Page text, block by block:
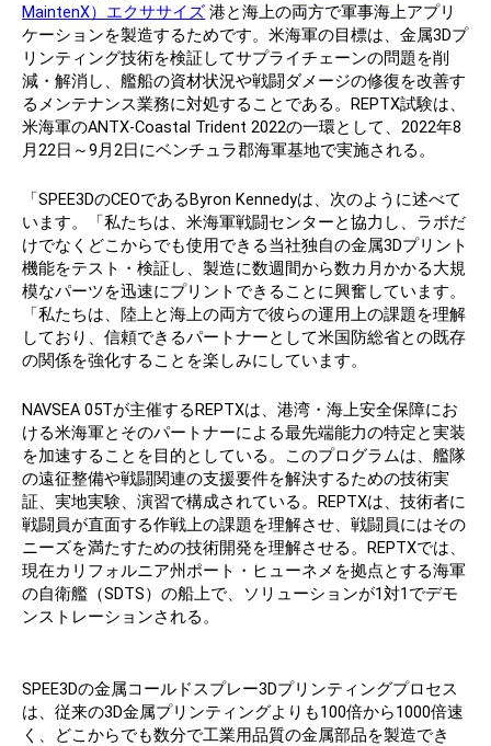
MaintenX）エクササイズ 港と海上の両方で軍事海上アプリ
ケーションを製造するためです。米海軍の目標は、金属3Dプ
リンティング技術を検証してサプライチェーンの問題を削
減・解消し、艦船の資材状況や戦闘ダメージの修復を改善す
るメンテナンス業務に対処することである。REPTX試験は、
米海軍のANTX-Coastal Trident 2022の一環として、2022年8
月22日～9月2日にベンチュラ郡海軍基地で実施される。
「SPEE3DのCEOであるByron Kennedyは、次のように述べて
います。「私たちは、米海軍戦闘センターと協力し、ラボだ
けでなくどこからでも使用できる当社独自の金属3Dプリント
機能をテスト・検証し、製造に数週間から数カ月かかる大規
模なパーツを迅速にプリントできることに興奮しています。
「私たちは、陸上と海上の両方で彼らの運用上の課題を理解
しており、信頼できるパートナーとして米国防総省との既存
の関係を強化することを楽しみにしています。
NAVSEA 05Tが主催するREPTXは、港湾・海上安全保障にお
ける米海軍とそのパートナーによる最先端能力の特定と実装
を加速することを目的としている。このプログラムは、艦隊
の遠征整備や戦闘関連の支援要件を解決するための技術実
証、実地実験、演習で構成されている。REPTXは、技術者に
戦闘員が直面する作戦上の課題を理解させ、戦闘員にはその
ニーズを満たすための技術開発を理解させる。REPTXでは、
現在カリフォルニア州ポート・ヒューネメを拠点とする海軍
の自衛艦（SDTS）の船上で、ソリューションが1対1でデモ
ンストレーションされる。
SPEE3Dの金属コールドスプレー3Dプリンティングプロセス
は、従来の3D金属プリンティングよりも100倍から1000倍速
く、どこからでも数分で工業用品質の金属部品を製造でき